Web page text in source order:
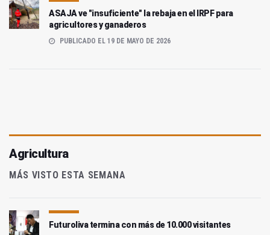
ASAJA ve "insuficiente" la rebaja en el IRPF para
agricultores y ganaderos
PUBLICADO EL 19 DE MAYO DE 2026
Agricultura
MÁS VISTO ESTA SEMANA
Futuroliva termina con más de 10.000 visitantes